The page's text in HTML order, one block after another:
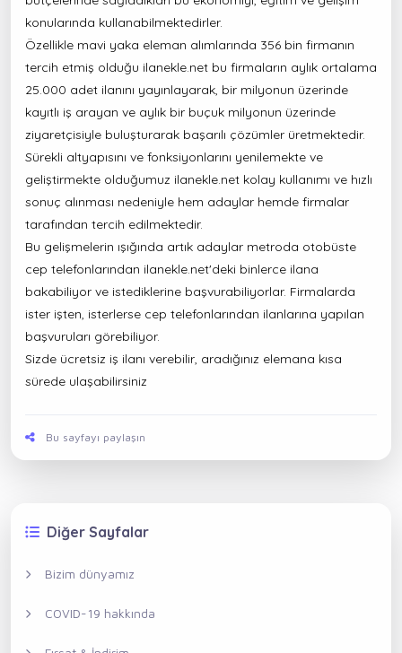
konularında kullanabilmektedirler.
Özellikle mavi yaka eleman alımlarında 356 bin firmanın
tercih etmiş olduğu ilanekle.net bu firmaların aylık ortalama
25.000 adet ilanını yayınlayarak, bir milyonun üzerinde
kayıtlı iş arayan ve aylık bir buçuk milyonun üzerinde
ziyaretçisiyle buluşturarak başarılı çözümler üretmektedir.
Sürekli altyapısını ve fonksiyonlarını yenilemekte ve
geliştirmekte olduğumuz ilanekle.net kolay kullanımı ve hızlı
sonuç alınması nedeniyle hem adaylar hemde firmalar
tarafından tercih edilmektedir.
Bu gelişmelerin ışığında artık adaylar metroda otobüste
cep telefonlarından ilanekle.net'deki binlerce ilana
bakabiliyor ve istediklerine başvurabiliyorlar. Firmalarda
ister işten, isterlerse cep telefonlarından ilanlarına yapılan
başvuruları görebiliyor.
Sizde ücretsiz iş ilanı verebilir, aradığınız elemana kısa
sürede ulaşabilirsiniz
Bu sayfayı paylaşın
Diğer Sayfalar
Bizim dünyamız
COVID-19 hakkında